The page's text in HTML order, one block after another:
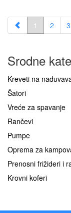
1 2 3
Srodne
Kreveti na
Šatori
Vreće za spavanje
Rančevi
Pumpe
Oprema za
Prenosni frižideri i
Krovni koferi